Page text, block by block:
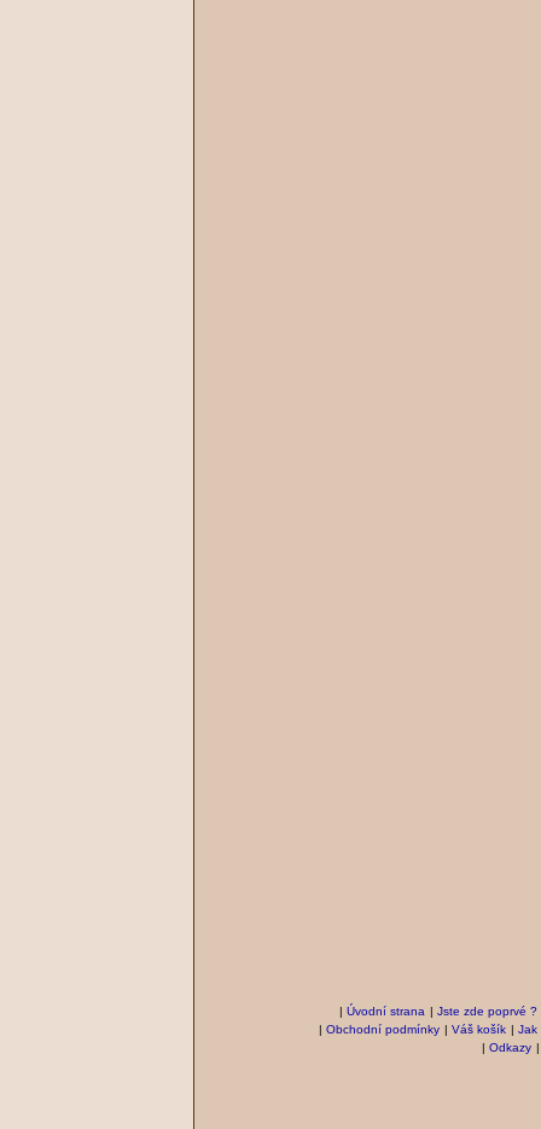
| Úvodní strana | Jste zde poprvé ?
| Obchodní podmínky | Váš košík | Jak
| Odkazy